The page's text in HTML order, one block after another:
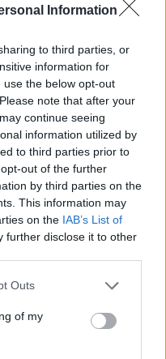
Information
to third parties, or
information for
the below opt-out
note that after your
continue seeing
information utilized by
to third parties prior to
out of the further
by third parties on the
This information may
on the IAB’s List of
further disclose it to other
one or more Google
You may click to
its third-party tags to
in below Google
Outs
of my
önkormányzat ki
x-szer annyi pénz
öszesen -
tolvaj-maffia banda
jégkorongcsapathoz
világban a
vagy enyhén
a balfasz Vidi (még
Videoton szurkoló is
a dolgaikkal)
a semmiért).
akkor sem változik - a
az égből mennyei
aki a semmiből
Csicsóbát dolgait ki-